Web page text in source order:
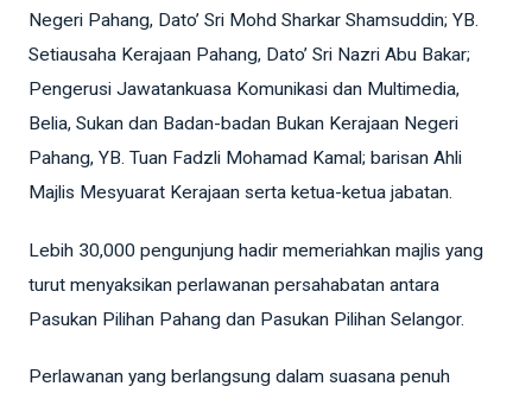
Negeri Pahang, Dato’ Sri Mohd Sharkar Shamsuddin; YB.
Setiausaha Kerajaan Pahang, Dato’ Sri Nazri Abu Bakar;
Pengerusi Jawatankuasa Komunikasi dan Multimedia,
Belia, Sukan dan Badan-badan Bukan Kerajaan Negeri
Pahang, YB. Tuan Fadzli Mohamad Kamal; barisan Ahli
Majlis Mesyuarat Kerajaan serta ketua-ketua jabatan.
Lebih 30,000 pengunjung hadir memeriahkan majlis yang
turut menyaksikan perlawanan persahabatan antara
Pasukan Pilihan Pahang dan Pasukan Pilihan Selangor.
Perlawanan yang berlangsung dalam suasana penuh